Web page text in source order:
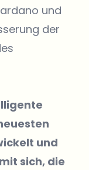
und
der
und
sich, die